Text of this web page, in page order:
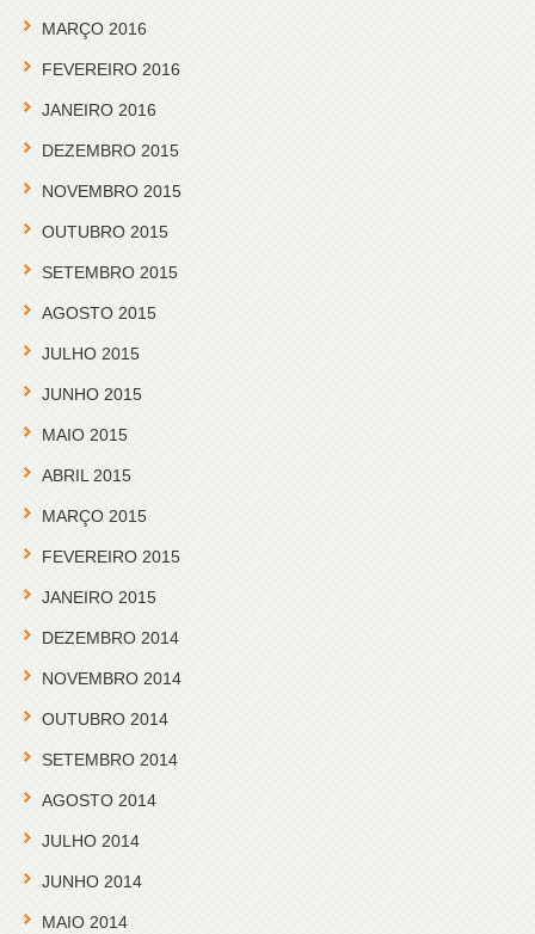
MARÇO 2016
FEVEREIRO 2016
JANEIRO 2016
DEZEMBRO 2015
NOVEMBRO 2015
OUTUBRO 2015
SETEMBRO 2015
AGOSTO 2015
JULHO 2015
JUNHO 2015
MAIO 2015
ABRIL 2015
MARÇO 2015
FEVEREIRO 2015
JANEIRO 2015
DEZEMBRO 2014
NOVEMBRO 2014
OUTUBRO 2014
SETEMBRO 2014
AGOSTO 2014
JULHO 2014
JUNHO 2014
MAIO 2014